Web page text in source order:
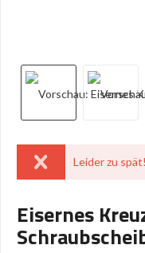
Leider zu
Eisernes